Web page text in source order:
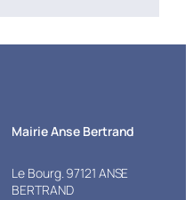
Mairie Anse Bertrand
Le Bourg. 97121 ANSE
BERTRAND